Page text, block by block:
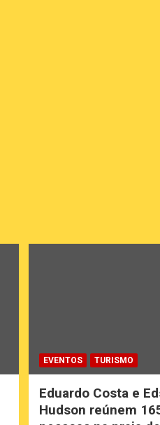
EVENTOS TURISMO
Eduardo Costa e
Hudson reúnem